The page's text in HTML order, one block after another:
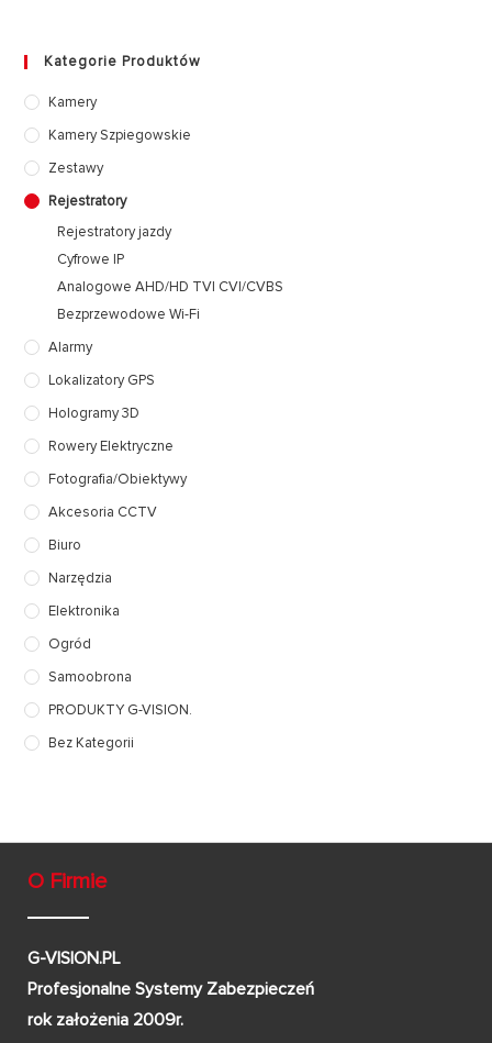
Kategorie Produktów
Kamery
Kamery Szpiegowskie
Zestawy
Rejestratory
Rejestratory jazdy
Cyfrowe IP
Analogowe AHD/HD TVI CVI/CVBS
Bezprzewodowe Wi-Fi
Alarmy
Lokalizatory GPS
Hologramy 3D
Rowery Elektryczne
Fotografia/Obiektywy
Akcesoria CCTV
Biuro
Narzędzia
Elektronika
Ogród
Samoobrona
PRODUKTY G-VISION.
Bez Kategorii
O Firmie
G-VISION.PL
Profesjonalne Systemy Zabezpieczeń
rok założenia 2009r.